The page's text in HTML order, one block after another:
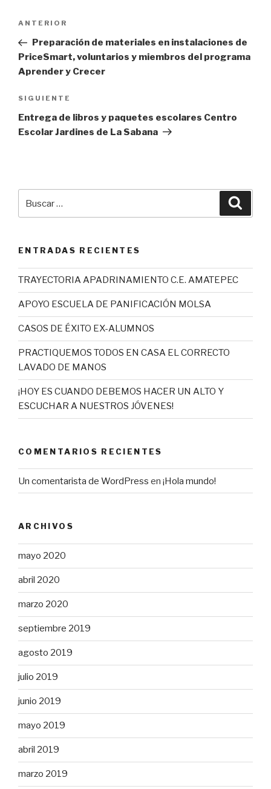
entradas
Entrada
anterior:
ANTERIOR
Preparación de materiales en instalaciones de
PriceSmart, voluntarios y miembros del programa
Aprender y Crecer
Siguiente
entrada
SIGUIENTE
Entrega de libros y paquetes escolares Centro
Escolar Jardines de La Sabana
por:
ENTRADAS RECIENTES
TRAYECTORIA APADRINAMIENTO C.E. AMATEPEC
APOYO ESCUELA DE PANIFICACIÓN MOLSA
CASOS DE ÉXITO EX-ALUMNOS
PRACTIQUEMOS TODOS EN CASA EL CORRECTO
LAVADO DE MANOS
¡HOY ES CUANDO DEBEMOS HACER UN ALTO Y
ESCUCHAR A NUESTROS JÓVENES!
COMENTARIOS RECIENTES
Un comentarista de WordPress en ¡Hola mundo!
ARCHIVOS
mayo 2020
abril 2020
marzo 2020
septiembre 2019
agosto 2019
julio 2019
junio 2019
mayo 2019
abril 2019
marzo 2019